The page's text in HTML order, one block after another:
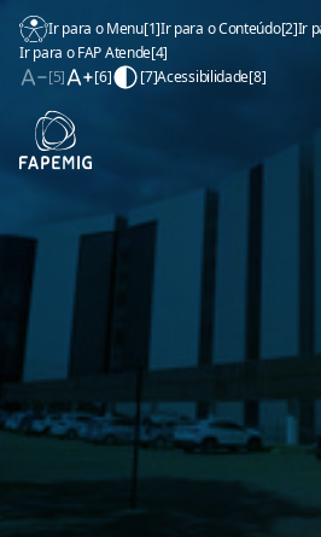
Ir para o Menu[1]Ir para o Conteúdo[2]Ir
Ir para o FAP Atende[4]
[5]
[6] [7]Acessibilidade[8]